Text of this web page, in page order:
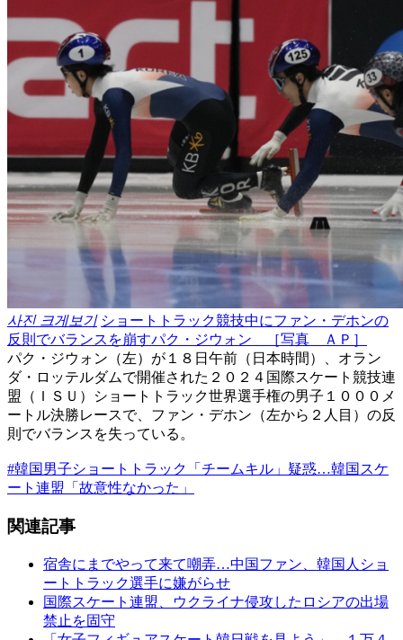
사진 크게보기 ショートトラック競技中にファン・デホンの
反則でバランスを崩すパク・ジウォン ［写真 ＡＰ］
パク・ジウォン（左）が１８日午前（日本時間）、オラン
ダ・ロッテルダムで開催された２０２４国際スケート競技連
盟（ＩＳＵ）ショートトラック世界選手権の男子１０００メ
ートル決勝レースで、ファン・デホン（左から２人目）の反
則でバランスを失っている。
#韓国男子ショートトラック「チームキル」疑惑…韓国スケ
ート連盟「故意性なかった」
関連記事
宿舎にまでやって来て嘲弄…中国ファン、韓国人ショ
ートトラック選手に嫌がらせ
国際スケート連盟、ウクライナ侵攻したロシアの出場
禁止を固守